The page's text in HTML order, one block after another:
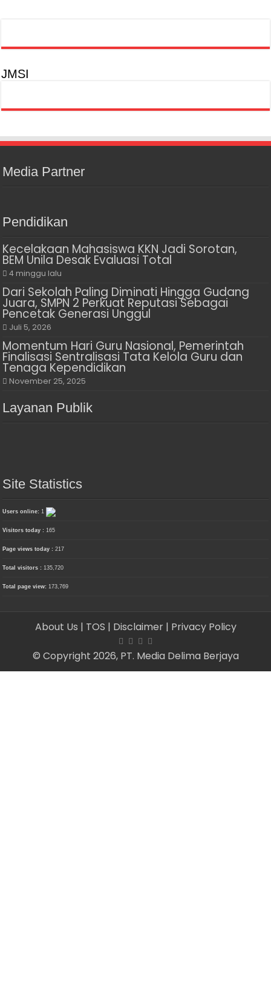
JMSI
Media Partner
Pendidikan
Kecelakaan Mahasiswa KKN Jadi Sorotan,
BEM Unila Desak Evaluasi Total
4 minggu lalu
Dari Sekolah Paling Diminati Hingga Gudang
Juara, SMPN 2 Perkuat Reputasi Sebagai
Pencetak Generasi Unggul
Juli 5, 2026
Momentum Hari Guru Nasional, Pemerintah
Finalisasi Sentralisasi Tata Kelola Guru dan
Tenaga Kependidikan
November 25, 2025
Layanan Publik
Site Statistics
Users online:1
Visitors today :165
Page views today :217
Total visitors :135,720
Total page view:173,769
About Us | TOS | Disclaimer | Privacy Policy
© Copyright 2026, PT. Media Delima Berjaya